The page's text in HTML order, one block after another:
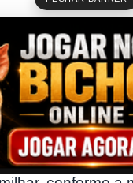
5734
Cobra
quem fez o